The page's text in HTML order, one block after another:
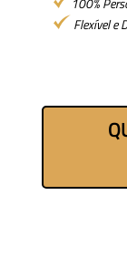
Flexível e